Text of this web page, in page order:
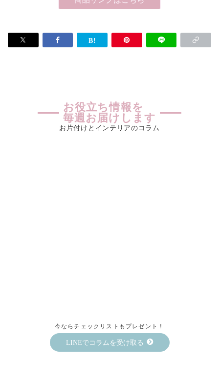
お役立ち情報を
毎週お届けします
お片付けとインテリアのコラム
今ならチェックリストもプレゼント！
LINEでコラムを受け取る